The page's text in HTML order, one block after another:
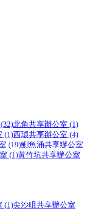
北角共享辦公室 (1)
(1)西環共享辦公室 (4)
(19)鰂魚涌共享辦公室
(1)黃竹坑共享辦公室
(1)尖沙咀共享辦公室